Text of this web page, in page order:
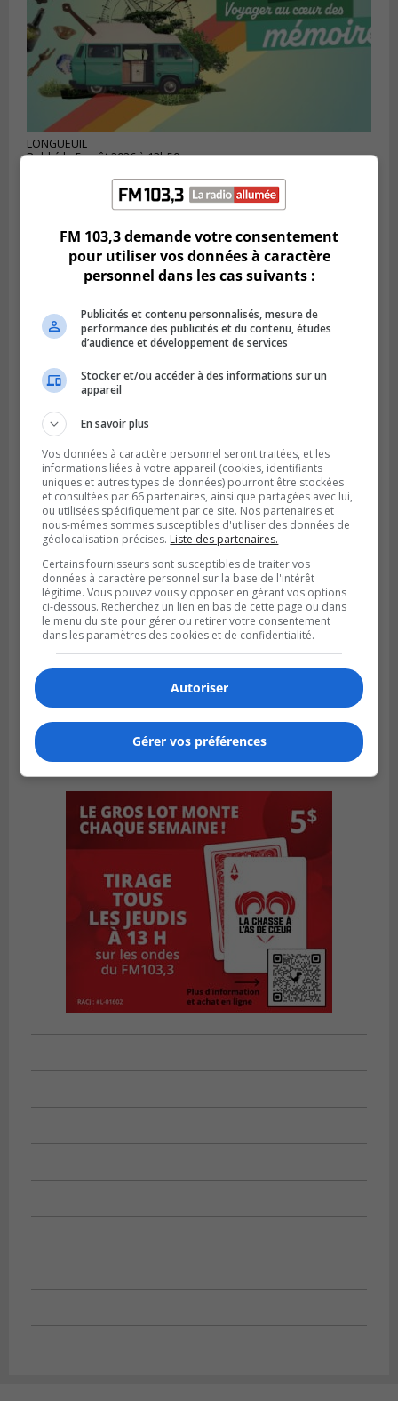
LONGUEUIL
Publié le 5 août 2026 à 13h50
la Rive-Sud de Montréal
SAINT-HUBERT
Publié le 3 août 2026 à 12h00
L’arrivée du marché saisonnier à Saint-
Hubert
FM 103,3 demande votre consentement
pour utiliser vos données à caractère
personnel dans les cas suivants :
Publicités et contenu personnalisés, mesure de
performance des publicités et du contenu, études
d’audience et développement de services
Stocker et/ou accéder à des informations sur un
appareil
En savoir plus
Vos données à caractère personnel seront traitées, et les
informations liées à votre appareil (cookies, identifiants
uniques et autres types de données) pourront être stockées
et consultées par 66 partenaires, ainsi que partagées avec lui,
ou utilisées spécifiquement par ce site. Nos partenaires et
nous-mêmes sommes susceptibles d'utiliser des données de
géolocalisation précises. Liste des partenaires.
Certains fournisseurs sont susceptibles de traiter vos
données à caractère personnel sur la base de l'intérêt
légitime. Vous pouvez vous y opposer en gérant vos options
ci-dessous. Recherchez un lien en bas de cette page ou dans
le menu du site pour gérer ou retirer votre consentement
dans les paramètres des cookies et de confidentialité.
Autoriser
Gérer vos préférences